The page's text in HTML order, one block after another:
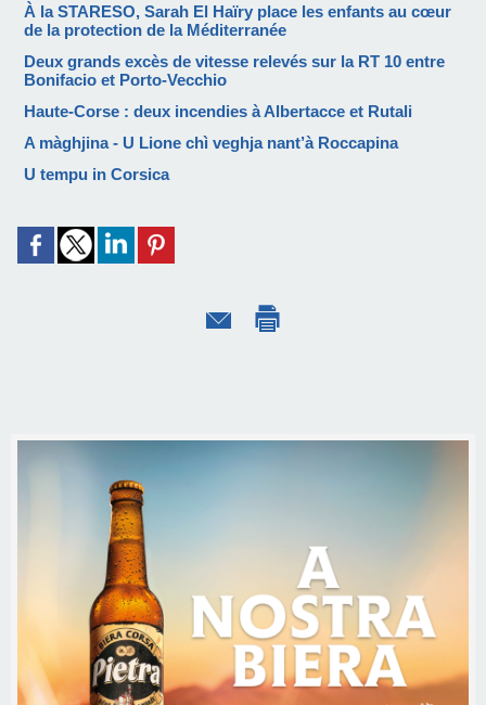
À la STARESO, Sarah El Haïry place les enfants au cœur
de la protection de la Méditerranée
Deux grands excès de vitesse relevés sur la RT 10 entre
Bonifacio et Porto-Vecchio
Haute-Corse : deux incendies à Albertacce et Rutali
A màghjina - U Lione chì veghja nant’à Roccapina
U tempu in Corsica